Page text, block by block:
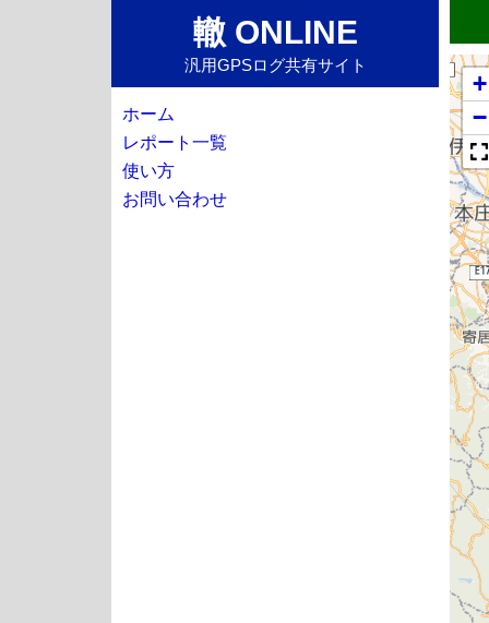
+
−
轍 ONLINE
汎用GPSログ共有サイト
ホーム
レポート一覧
使い方
お問い合わせ